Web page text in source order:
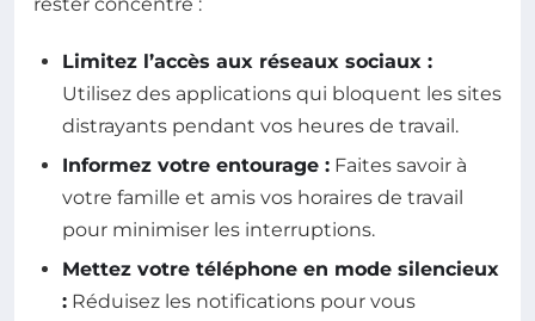
Limitez l’accès aux réseaux sociaux :
Utilisez des applications qui bloquent les sites
distrayants pendant vos heures de travail.
Informez votre entourage : Faites savoir à
votre famille et amis vos horaires de travail
pour minimiser les interruptions.
Mettez votre téléphone en mode silencieux
: Réduisez les notifications pour vous